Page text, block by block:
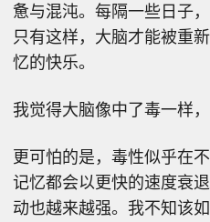
惫与混沌。每隔一些日子
只有这样，大脑才能被重
忆的快乐。
我觉得大脑像中了毒一样
更可怕的是，毒性似乎在
记忆都会以更快的速度衰
动也越来越强。我不知该